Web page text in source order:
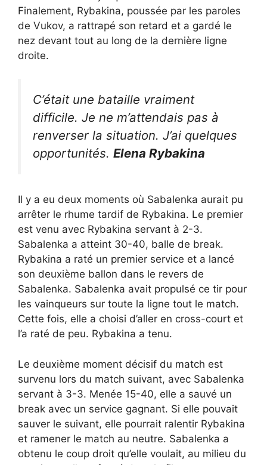
Finalement, Rybakina, poussée par les paroles
de Vukov, a rattrapé son retard et a gardé le
nez devant tout au long de la dernière ligne
droite.
C’était une bataille vraiment
difficile. Je ne m’attendais pas à
renverser la situation. J’ai quelques
opportunités. Elena Rybakina
Il y a eu deux moments où Sabalenka aurait pu
arrêter le rhume tardif de Rybakina. Le premier
est venu avec Rybakina servant à 2-3.
Sabalenka a atteint 30-40, balle de break.
Rybakina a raté un premier service et a lancé
son deuxième ballon dans le revers de
Sabalenka. Sabalenka avait propulsé ce tir pour
les vainqueurs sur toute la ligne tout le match.
Cette fois, elle a choisi d’aller en cross-court et
l’a raté de peu. Rybakina a tenu.
Le deuxième moment décisif du match est
survenu lors du match suivant, avec Sabalenka
servant à 3-3. Menée 15-40, elle a sauvé un
break avec un service gagnant. Si elle pouvait
sauver le suivant, elle pourrait ralentir Rybakina
et ramener le match au neutre. Sabalenka a
obtenu le coup droit qu’elle voulait, au milieu du